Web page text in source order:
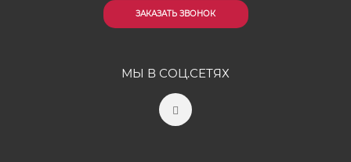
ЗАКАЗАТЬ ЗВОНОК
МЫ В СОЦ.СЕТЯХ